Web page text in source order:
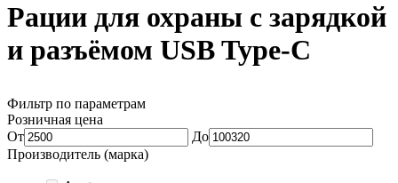
Рации для охраны с зарядкой
и разъёмом USB Type-C
Фильтр по параметрам
Розничная цена
От
До
Производитель (марка)